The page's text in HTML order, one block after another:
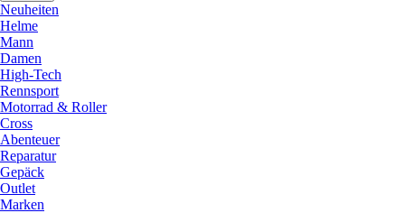
Neuheiten
Helme
Mann
Damen
High-Tech
Rennsport
Motorrad & Roller
Cross
Abenteuer
Reparatur
Gepäck
Outlet
Marken